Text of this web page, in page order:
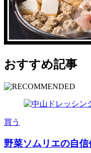
おすすめ記事
買う
野菜ソムリエの自信